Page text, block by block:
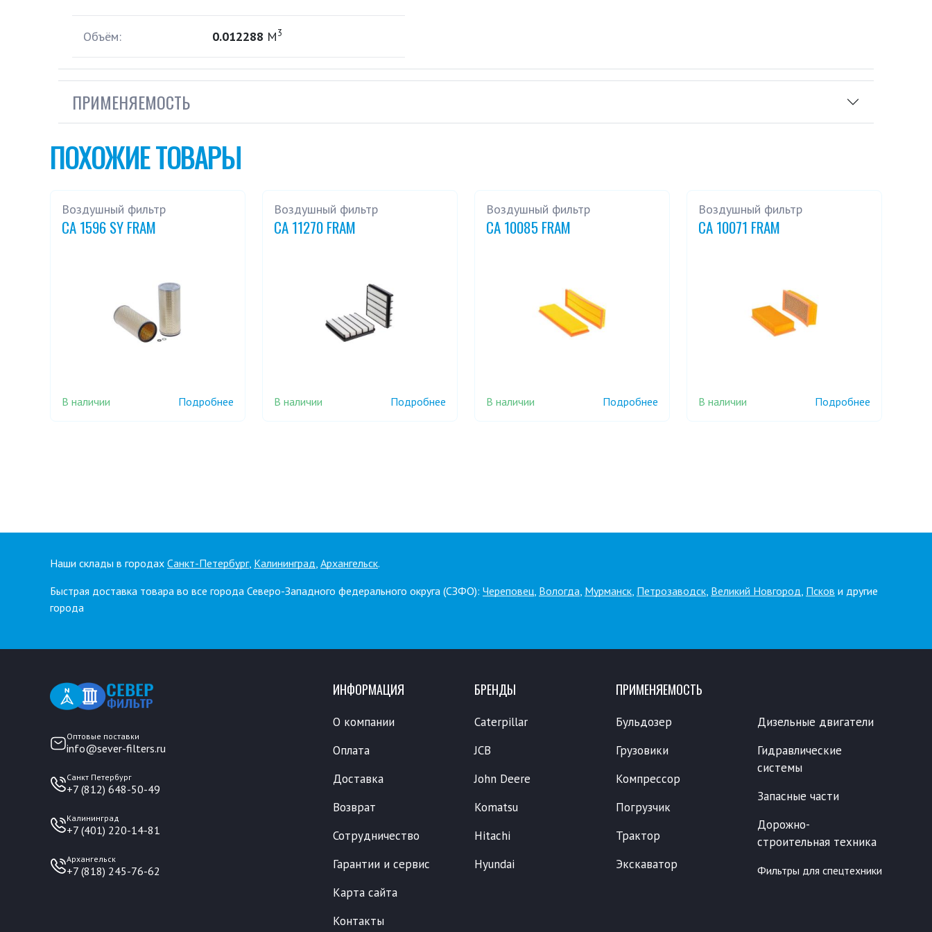
Объём: 0.012288 М3
ПРИМЕНЯЕМОСТЬ
ПОХОЖИЕ ТОВАРЫ
Воздушный фильтр
CA 1596 SY FRAM
В наличии Подробнее
Воздушный фильтр
CA 11270 FRAM
В наличии Подробнее
Воздушный фильтр
CA 10085 FRAM
В наличии Подробнее
Воздушный фильтр
CA 10071 FRAM
В наличии Подробнее
Наши склады в городах Санкт-Петербург, Калининград, Архангельск.
Быстрая доставка товара во все города Северо-Западного федерального округа (СЗФО): Череповец, Вологда, Мурманск, Петрозаводск, Великий Новгород, Псков и другие
города
Оптовые поставки
info@sever-filters.ru
Санкт Петербург
+7 (812) 648-50-49
Калининград
+7 (401) 220-14-81
Архангельск
+7 (818) 245-76-62
ИНФОРМАЦИЯ
О компании
Оплата
Доставка
Возврат
Сотрудничество
Гарантии и сервис
Карта сайта
Контакты
БРЕНДЫ
Caterpillar
JCB
John Deere
Komatsu
Hitachi
Hyundai
ПРИМЕНЯЕМОСТЬ
Бульдозер
Грузовики
Компрессор
Погрузчик
Трактор
Экскаватор
Дизельные двигатели
Гидравлические
системы
Запасные части
Дорожно-
строительная техника
Фильтры для спецтехники